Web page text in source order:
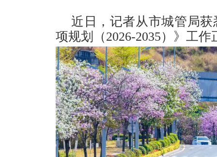
近日，记者从市城管局
项规划（2026-2035）》工